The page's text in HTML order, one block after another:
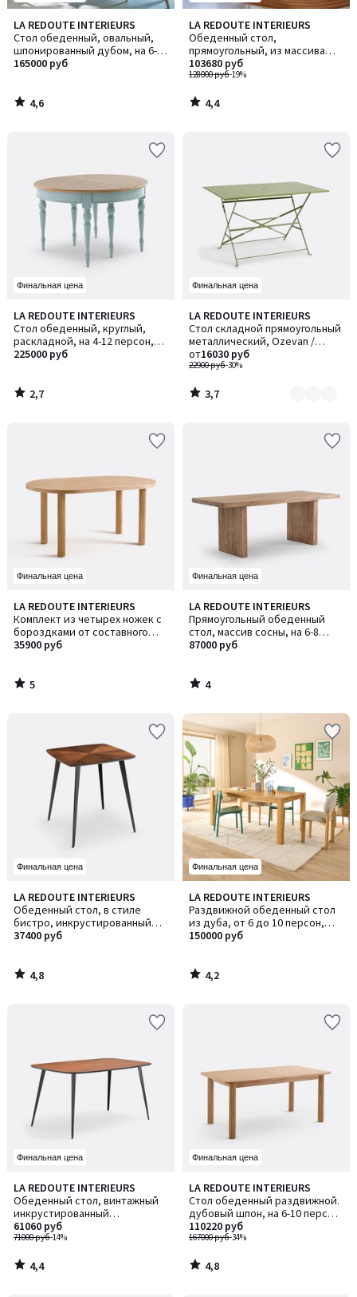
LA REDOUTE INTERIEURS
Стол обеденный, овальный,
шпонированный дубом, на 6-8
персон, TAMULA / ТАМУЛА
165000 руб
4,6
/ 5
4,6
/
LA REDOUTE INTERIEURS
Обеденный стол,
прямоугольный, из массива
сосны, на 8–10 персон, MALIO /
МАЛИО
128000 руб-19%
103680 руб
4,4
/ 5
4,4
/
Финальная цена
LA REDOUTE INTERIEURS
Стол обеденный, круглый,
раскладной, на 4-12 персон,
ANGUSTA / АНГУСТА
225000 руб
2,7
/ 5
2,7
/
Финальная цена
LA REDOUTE INTERIEURS
Стол складной прямоугольный
металлический, Ozevan /
Озеван
22900 руб-30%
от16030 руб
3,7
/ 5
Количество
цветов:
2
3,7
/
Финальная цена
LA REDOUTE INTERIEURS
Комплект из четырех ножек с
бороздками от составного
стола, Alzar / Алзар
35900 руб
5
/
5
5
/
Финальная цена
LA REDOUTE INTERIEURS
Прямоугольный обеденный
стол, массив сосны, на 6-8
персон, MALIO / МАЛИО
87000 руб
4
/
5
4
/
Финальная цена
LA REDOUTE INTERIEURS
Обеденный стол, в стиле
бистро, инкрустированный
(маркетри), на 2 персоны,
37400 руб
4,8
/ 5
4,8
/
Финальная цена
LA REDOUTE INTERIEURS
Раздвижной обеденный стол
из дуба, от 6 до 10 персон,
ADELITA / АДЕЛИТА
150000 руб
4,2
/ 5
4,2
/
Финальная цена
LA REDOUTE INTERIEURS
Обеденный стол, винтажный
инкрустированный
(маркетри), на 6 персон,
WATFORD / ВОТФОРД
71000 руб-14%
61060 руб
4,4
/ 5
4,4
/
Финальная цена
LA REDOUTE INTERIEURS
Стол обеденный раздвижной.
дубовый шпон, на 6-10 персон,
DESNA / ДЕСНА
167000 руб-34%
110220 руб
4,8
/ 5
4,8
/